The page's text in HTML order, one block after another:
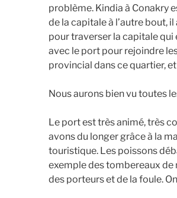
problème. Kindia à Conakry
de la capitale à l’autre bout,
pour traverser la capitale
avec le port pour rejoindre
provincial dans ce quartier,
Nous aurons bien vu toutes
Le port est très animé, très
avons du longer grâce à la
touristique. Les poissons
exemple des tombereaux de
des porteurs et de la foule.